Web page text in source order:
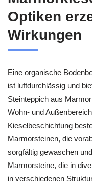
Optiken
Wirkungen
Eine organische
ist luftdurchlässig und
Steinteppich aus
Wohn- und
Kieselbeschichtung
Marmorsteinen, die
sorgfältig gewaschen
Marmorsteine, die in
in verschiedenen